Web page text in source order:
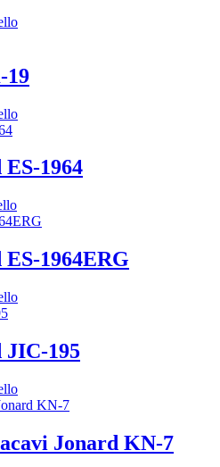
19
1964
1964ERG
195
Jonard KN-7